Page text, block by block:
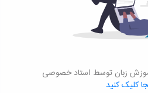
آموزش زبان توسط استاد خصوصی
کلیک کنید